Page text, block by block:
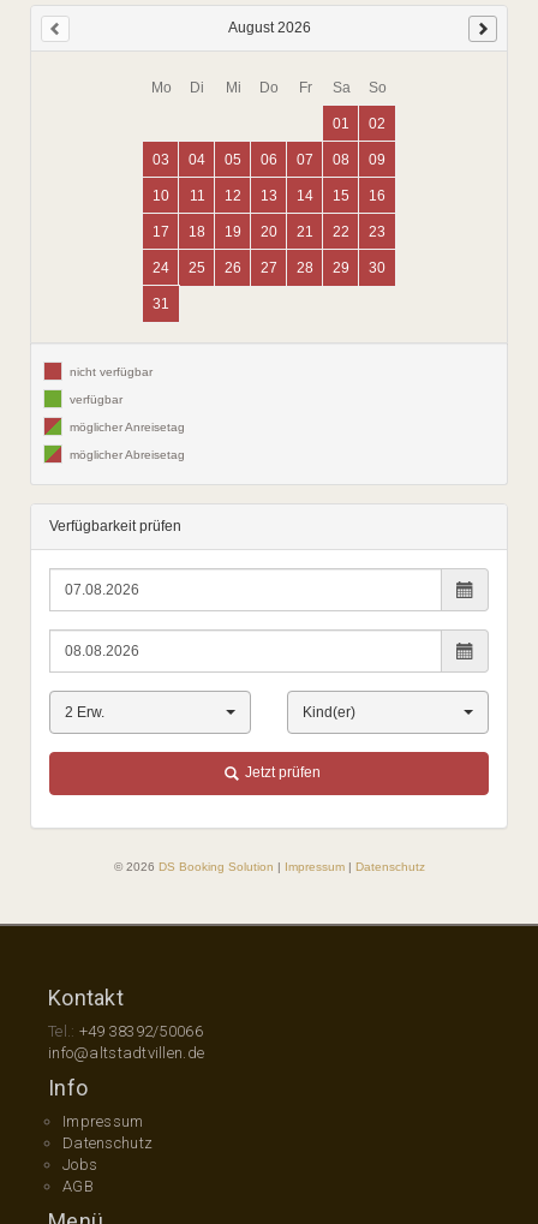
Kontakt
Tel.: +49 38392/50066
info@altstadtvillen.de
Info
Impressum
Datenschutz
Jobs
AGB